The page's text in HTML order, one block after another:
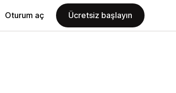
Oturum aç Ücretsiz başlayın